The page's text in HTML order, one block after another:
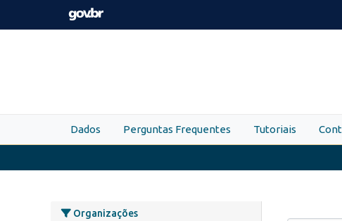
Skip to main content
Dados Perguntas Frequentes Tutoriais
Organizações